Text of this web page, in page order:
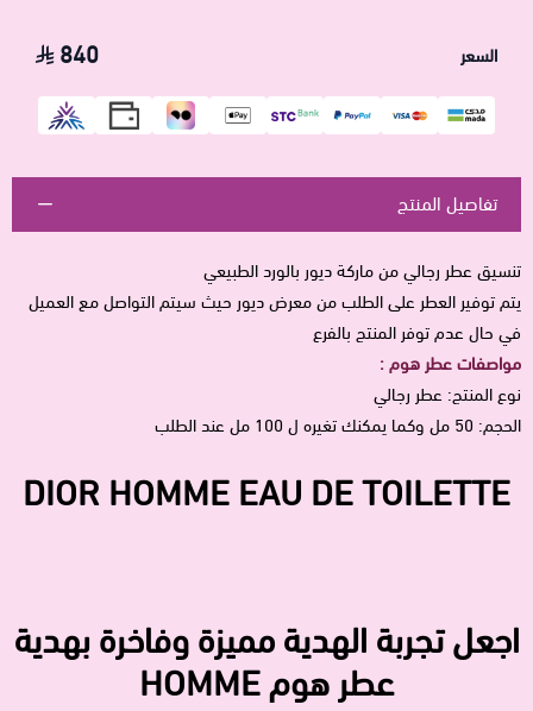
السعر 840
تفاصيل المنتج
تنسيق عطر رجالي منماركة ديور بالورد الطبيعي
يتم توفير العطر على الطلب من معرض ديور حيث سيتم التواصل مع العميل
في حال عدم توفر المنتج بالفرع
مواصفات عطر هوم :
نوع المنتج: عطر رجالي
الحجم: 50 مل وكما يمكنك تغيره ل 100 مل عند الطلب
DIOR HOMME EAU DE TOILETTE
اجعل تجربة الهدية مميزة وفاخرة بهدية
عطر هوم HOMME